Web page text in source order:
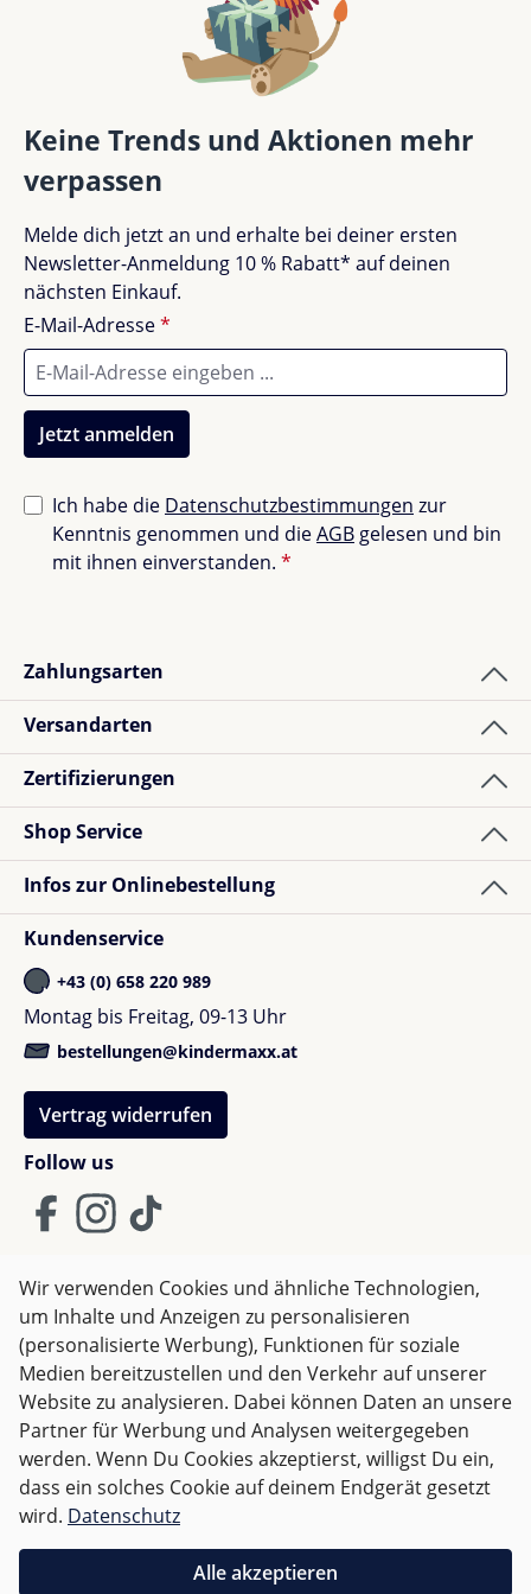
Akzeptierbar (0)
Unbefriedigend (0) 0%
Bewerte dieses Produkt!
Teile deine Erfahrungen mit anderen Kunden.
Bewertungen nur in der aktuellen Sprache anzeigen.
1Bewertung
Shopkunde
Verified buyer
Bin sehr zufrieden mit dem Wintersack für die
Babyschale. Ist auch nutzbar für den Kinderwagen.
Super
Keine Trends und Aktionen mehr
verpassen
Melde dich jetzt an und erhalte bei deiner ersten
Newsletter-Anmeldung 10 % Rabatt* auf deinen
nächsten Einkauf.
E-Mail-Adresse*
Jetzt anmelden
Ich habe die Datenschutzbestimmungen zur
Kenntnis genommen und dieAGB gelesen und bin
mit ihnen einverstanden. *
Zahlungsarten
Versandarten
Zertifizierungen
Follow us
Shop Service
Infos zur Onlinebestellung
Kundenservice
+43 (0) 658 220 989
Montag bis Freitag, 09-13 Uhr
bestellungen@kindermaxx.at
Vertrag widerrufen
AGB Impressum
Datenschutz
Widerrufsrecht
Alle Preise inkl. gesetzl. Mehrwertsteuer zzgl.Versandkosten
und ggf. Nachnahmegebühren, wenn nicht anders
angegeben.
Für Österreich sind Bestellungen ab 50,- EUR
versandkostenfrei.
Wir verwenden Cookies und ähnliche Technologien,
um Inhalte und Anzeigen zu personalisieren
(personalisierte Werbung), Funktionen für soziale
Medien bereitzustellen und den Verkehr auf unserer
Website zu analysieren. Dabei können Daten an unsere
Partner für Werbung und Analysen weitergegeben
werden. Wenn Du Cookies akzeptierst, willigst Du ein,
dass ein solches Cookie auf deinem Endgerät gesetzt
wird. Datenschutz
Alle akzeptieren